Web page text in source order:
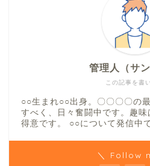
この記事を書
管理人（サン
○○生まれ○○出身。〇〇〇〇の
すべく、日々奮闘中です。趣
得意です。 ○○について発信中
＼ Follow